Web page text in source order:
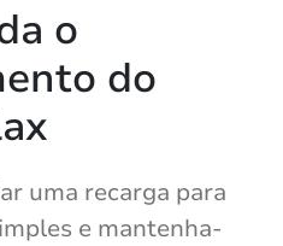
o
do
uma recarga para
e mantenha-